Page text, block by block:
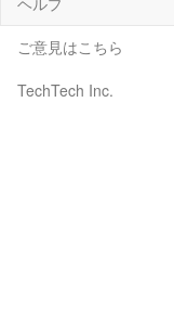
ご意見はこちら
TechTech Inc.